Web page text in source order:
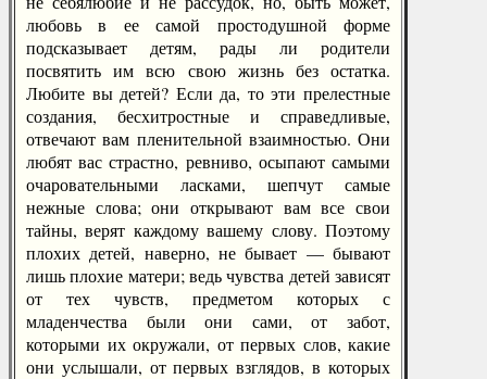
любовь в ее самой простодушной форме
подсказывает детям, рады ли родители
посвятить им всю свою жизнь без остатка.
Любите вы детей? Если да, то эти прелестные
создания, бесхитростные и справедливые,
отвечают вам пленительной взаимностью. Они
любят вас страстно, ревниво, осыпают самыми
очаровательными ласками, шепчут самые
нежные слова; они открывают вам все свои
тайны, верят каждому вашему слову. Поэтому
плохих детей, наверно, не бывает — бывают
лишь плохие матери; ведь чувства детей зависят
от тех чувств, предметом которых с
младенчества были они сами, от забот,
которыми их окружали, от первых слов, какие
они услышали, от первых взглядов, в которых